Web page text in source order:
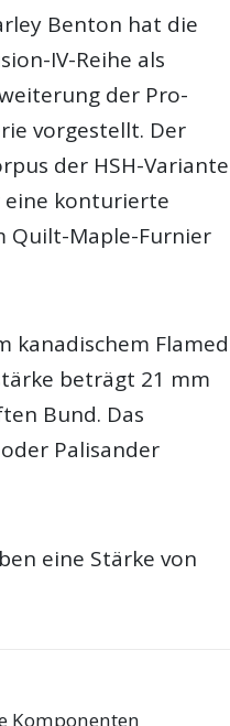
Benton hat die
IV-Reihe als
der Pro-
vorgestellt. Der
der HSH-Variante
eine konturierte
Quilt-Maple-Furnier
kanadischem Flamed
beträgt 21 mm
Bund. Das
Palisander
eine Stärke von
Komponenten